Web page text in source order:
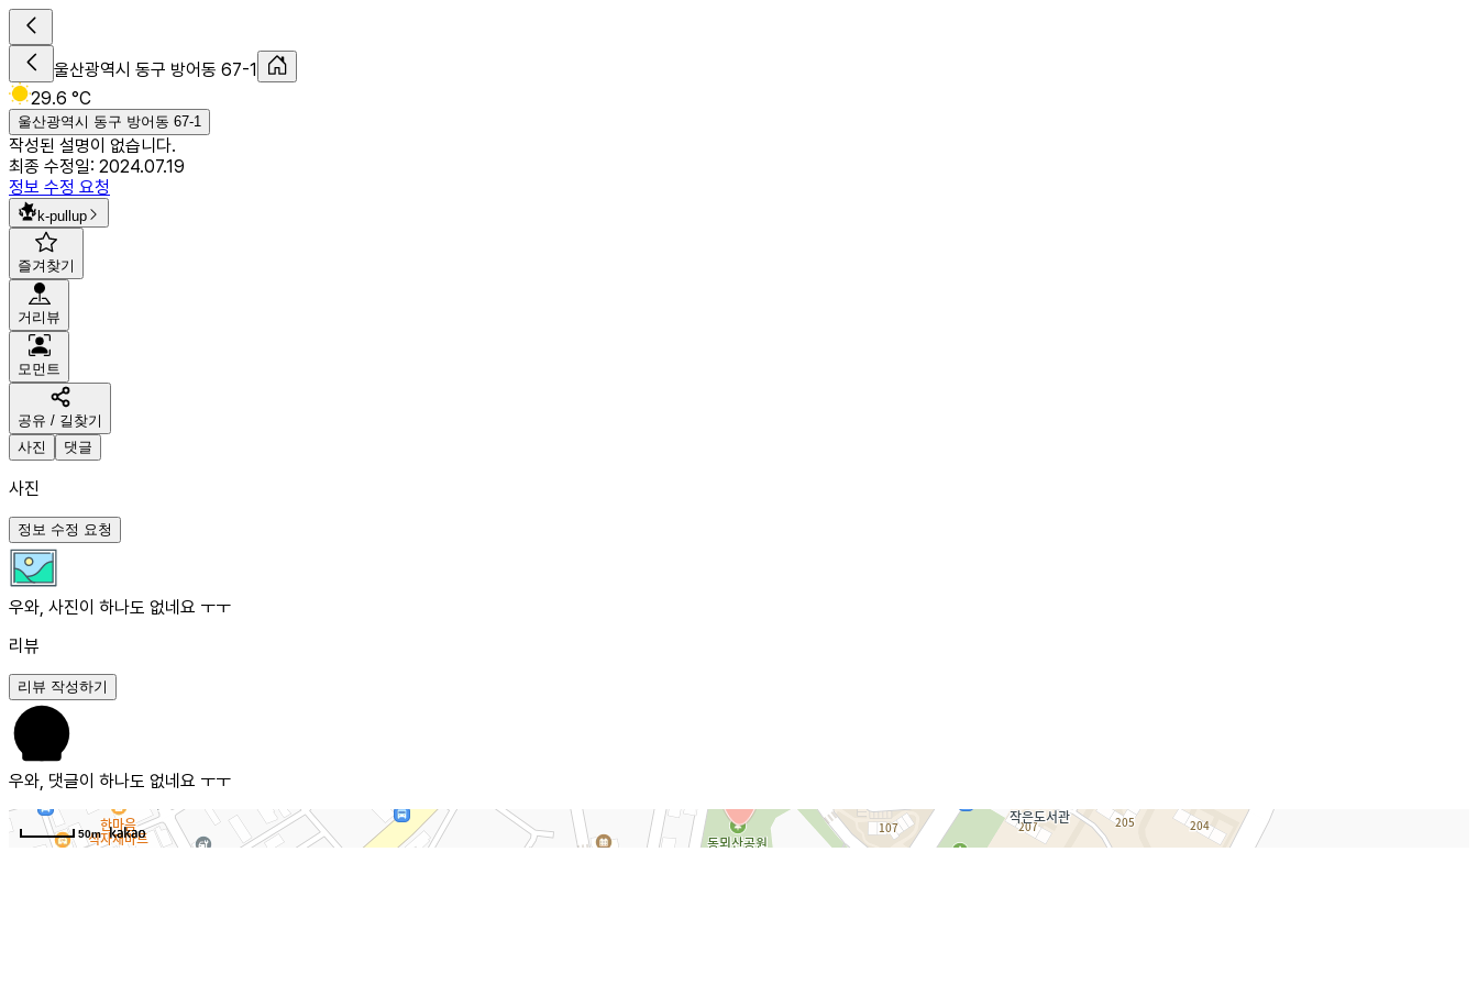
울산광역시 동구 방어동 67-1
29.6 °C
울산광역시 동구 방어동 67-1
작성된 설명이 없습니다.
최종 수정일: 2024.07.19
정보 수정 요청
k-pullup
즐겨찾기
거리뷰
모먼트
공유 / 길찾기
사진
댓글
사진
정보 수정 요청
우와, 사진이 하나도 없네요 ㅜㅜ
리뷰
리뷰 작성하기
우와, 댓글이 하나도 없네요 ㅜㅜ
50m